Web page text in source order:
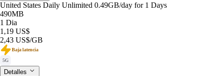
United States Daily Unlimited 0.49GB/day for 1 Days
490MB
1 Dia
1,19 US$
2,43 US$/GB
Baja latencia
5G
Detalles